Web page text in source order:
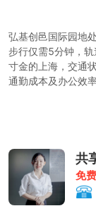
弘基创邑国际园地
步行仅需5分钟，
寸金的上海，交通
通勤成本及办公效
愚园路是市中心具
拥有了传统花园洋
想起当年法租界的
弘基因地制宜，将
共
免